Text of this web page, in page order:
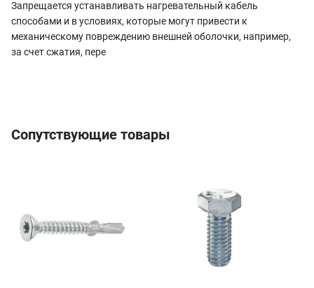
Запрещается устанавливать нагревательный кабель
способами и в условиях, которые могут привести к
механическому повреждению внешней оболочки, например,
за счет сжатия, пере
Сопутствующие товары